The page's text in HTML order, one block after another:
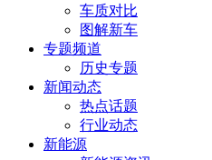
车质对比
图解新车
专题频道
历史专题
新闻动态
热点话题
行业动态
新能源